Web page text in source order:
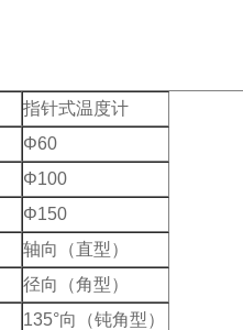
指针式温度计
Φ60
Φ100
Φ150
轴向（直型）
径向（角型）
135°向（钝角型）